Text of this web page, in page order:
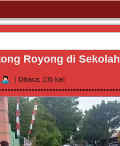
Royong di Sekolah
Dibaca: 235 kali